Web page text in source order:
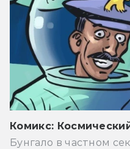
Комикс:
Бунгало в частном